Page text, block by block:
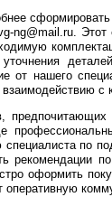
сформировать
ng@mail.ru. Этот
от нашего
взаимодействию с
предпочитающих
специалиста по
рекомендации
оформить
оперативную